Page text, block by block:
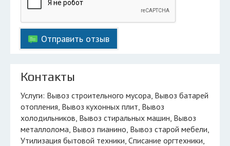
Отправить отзыв
Контакты
Услуги: Вывоз строительного мусора, Вывоз батарей
отопления, Вывоз кухонных плит, Вывоз
холодильников, Вывоз стиральных машин, Вывоз
металлолома, Вывоз пианино, Вывоз старой мебели,
Утилизация бытовой техники, Списание оргтехники,